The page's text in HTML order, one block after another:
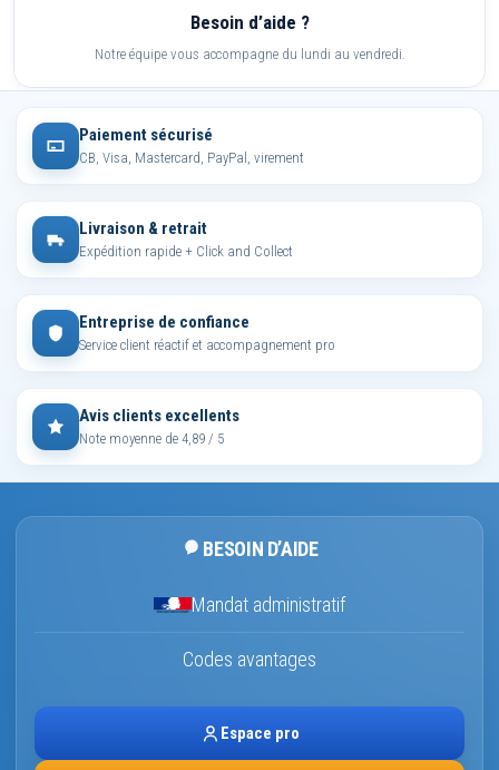
Besoin d’aide ?
Notre équipe vous accompagne du lundi au vendredi.
Paiement sécurisé
CB, Visa, Mastercard, PayPal, virement
Livraison & retrait
Expédition rapide + Click and Collect
Entreprise de confiance
Service client réactif et accompagnement pro
Avis clients excellents
Note moyenne de 4,89 / 5
BESOIN D’AIDE
Mandat administratif
Codes avantages
Espace pro